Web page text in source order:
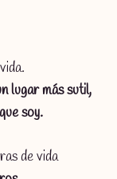
lugar más sutil,
soy.
de vida